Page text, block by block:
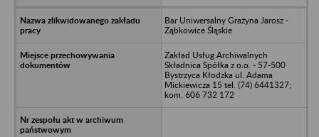
Bar Uniwersalny Grażyna Jarosz -
Ząbkowice Śląskie
Zakład Usług Archiwalnych
Składnica Spółka z o.o. - 57-500
Bystrzyca Kłodzka ul. Adama
Mickiewicza 15 tel. (74) 6441327;
kom. 606 732 172